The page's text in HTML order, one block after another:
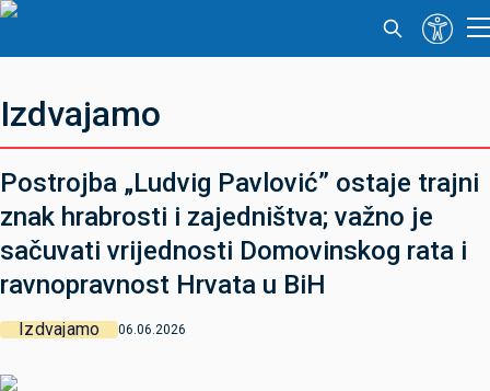
Izdvajamo
Postrojba „Ludvig Pavlović” ostaje trajni
znak hrabrosti i zajedništva; važno je
sačuvati vrijednosti Domovinskog rata i
ravnopravnost Hrvata u BiH
Izdvajamo 06.06.2026